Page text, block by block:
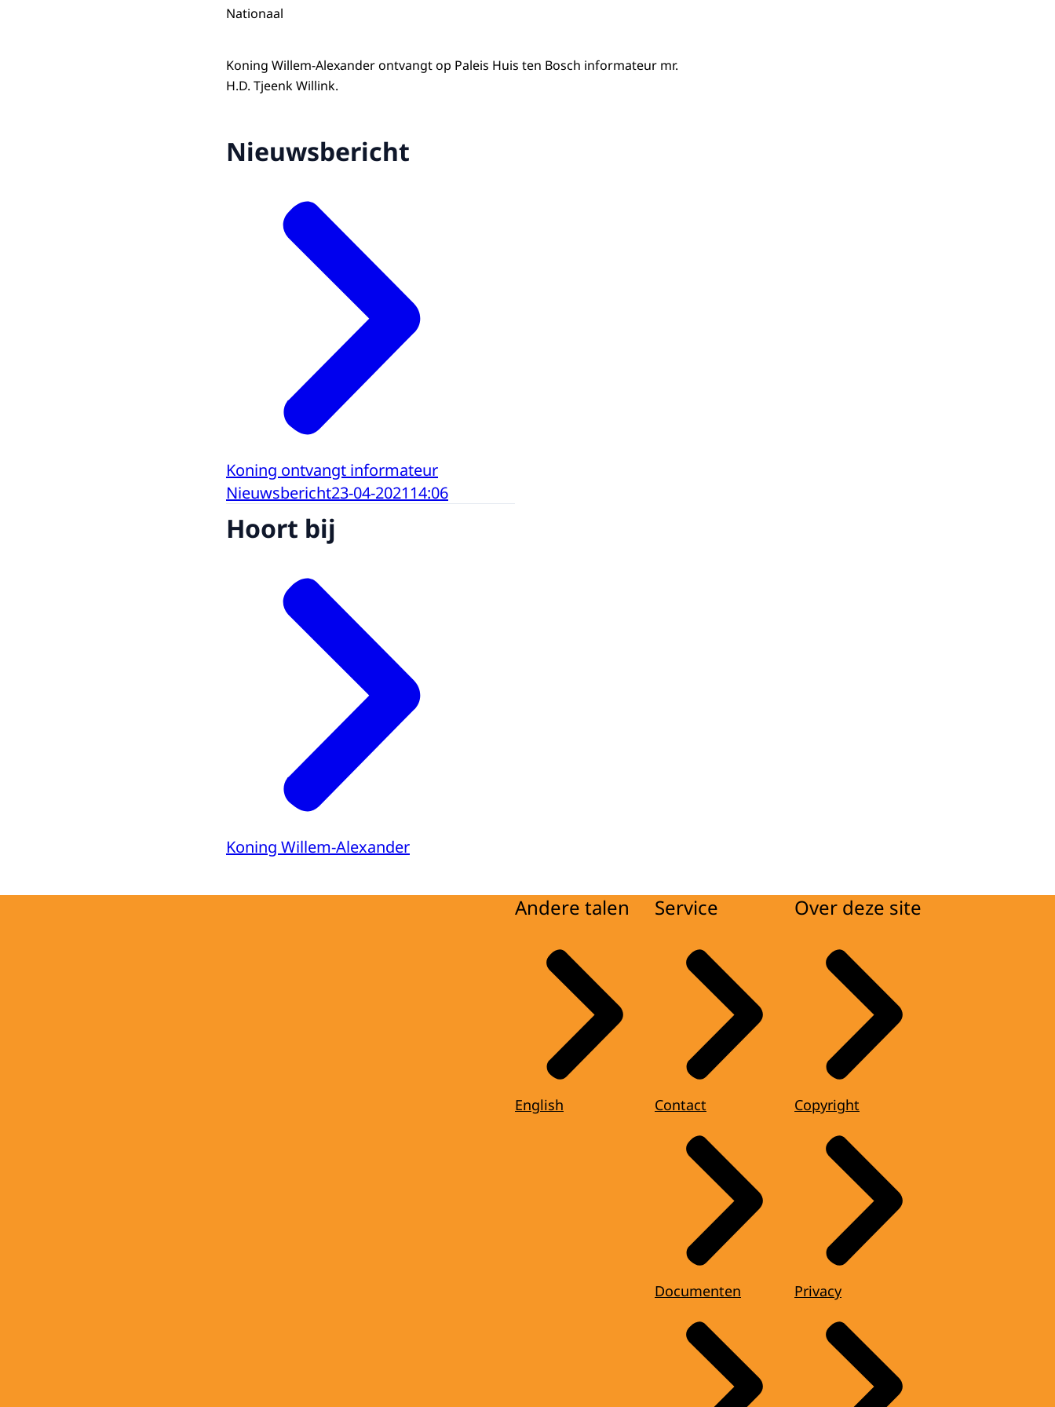
Nationaal
Koning Willem-Alexander ontvangt op Paleis Huis ten Bosch informateur mr.
H.D. Tjeenk Willink.
Nieuwsbericht
Koning ontvangt informateur
Nieuwsbericht23-04-202114:06
Hoort bij
Koning Willem-Alexander
Andere talen
English
Service
Contact
Documenten
Over deze site
Copyright
Privacy